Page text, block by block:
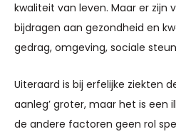
kwaliteit van leven. Maar er zijn
bijdragen aan gezondheid en
gedrag, omgeving, sociale
Uiteraard is bij erfelijke ziekten
aanleg’ groter, maar het is een
de andere factoren geen rol